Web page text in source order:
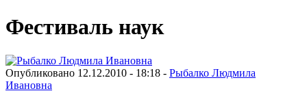
Фестиваль наук
Опубликовано 12.12.2010 - 18:18 - Рыбалко Людмила
Ивановна